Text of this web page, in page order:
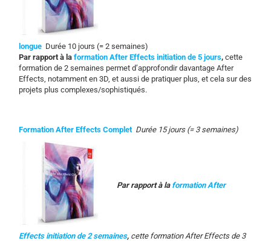
longue Durée 10 jours (= 2 semaines)
Par rapport à laformation After Effects initiation de 5 jours, cette
formation de 2 semaines permet d’approfondir davantage After
Effects, notamment en 3D, et aussi de pratiquer plus, et cela sur des
projets plus complexes/sophistiqués.
Formation After Effects Complet Durée 15 jours (= 3 semaines)
Par rapport à la formation After
Effects initiation de 2 semaines, cette formation After Effects de 3